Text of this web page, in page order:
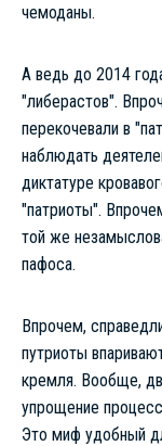
чемоданы.
А ведь до 2014
"либерастов".
перекочевали в
наблюдать
диктатуре
"патриоты".
той же
пафоса.
Впрочем,
путриоты
кремля. Вообще,
упрощение
Это миф удобный